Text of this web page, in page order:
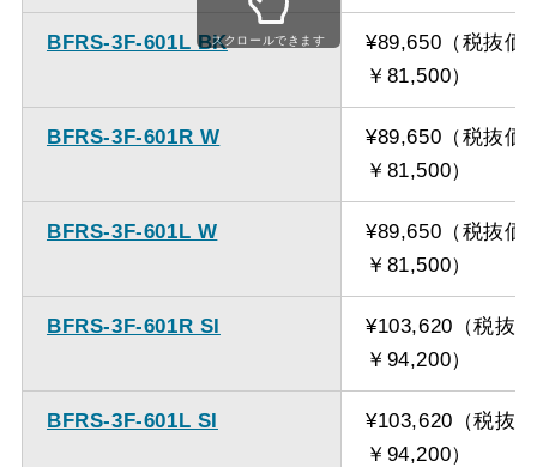
法は弊社にお問い合わせ
ください。
BFRS-3F-601L BK
¥89,650（税抜価
￥81,500）
BFRS-3F-601R W
¥89,650（税抜価
￥81,500）
BFRS-3F-601L W
¥89,650（税抜価
￥81,500）
BFRS-3F-601R SI
¥103,620（税抜
￥94,200）
BFRS-3F-601L SI
¥103,620（税抜
￥94,200）
スクロールできます